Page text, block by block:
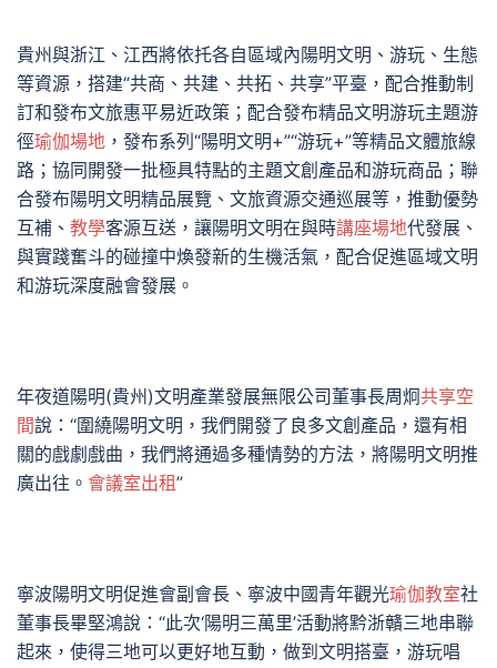
貴州與浙江、江西將依托各自區域內陽明文明、游玩、生態
等資源，搭建“共商、共建、共拓、共享”平臺，配合推動制
訂和發布文旅惠平易近政策；配合發布精品文明游玩主題游
徑瑜伽場地 ，發布系列“陽明文明+”“游玩+”等精品文體旅線
路；協同開發一批極具特點的主題文創產品和游玩商品；聯
合發布陽明文明精品展覽、文旅資源交通巡展等，推動優勢
互補、 教學客源互送，讓陽明文明在與時講座場地代發展、
與實踐奮斗的碰撞中煥發新的生機活氣，配合促進區域文明
和游玩深度融會發展。
年夜道陽明(貴州)文明產業發展無限公司董事長周炯共享空
間說：“圍繞陽明文明，我們開發了良多文創產品，還有相
關的戲劇戲曲，我們將通過多種情勢的方法，將陽明文明推
廣出往。 會議室出租”
寧波陽明文明促進會副會長、寧波中國青年觀光瑜伽教室社
董事長畢堅鴻說：“此次‘陽明三萬里’活動將黔浙贛三地串聯
起來，使得三地可以更好地互動，做到文明搭臺，游玩唱